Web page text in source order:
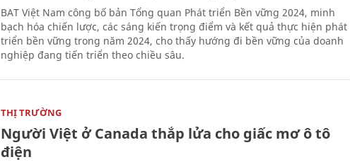
BAT Việt Nam công bố bản Tổng quan Phát triển Bền vững 2024, minh
bạch hóa chiến lược, các sáng kiến trọng điểm và kết quả thực hiện phát
triển bền vững trong năm 2024, cho thấy hướng đi bền vững của doanh
nghiệp đang tiến triển theo chiều sâu.
THỊ TRƯỜNG
Người Việt ở Canada thắp lửa cho giấc mơ ô tô
điện